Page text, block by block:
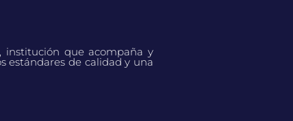
institución que acompaña y
estándares de calidad y una